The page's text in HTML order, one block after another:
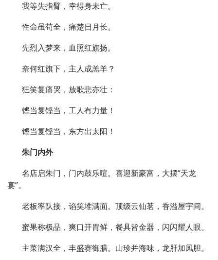
我等失指臂，幸得身未亡。
性命虽苟全，痛楚日月长。
先烈入梦来，血照红旗扬。
奈何红旗下，主人成羔羊？
狂笑复痛哭，放歌悲亦壮：
铿当复铿当，工人有力量！
铿当复铿当，东方出太阳！
朱门内外
名店启朱门，门内鼓乐喧。喜迎新豪富，大摆“天龙
宴”。
老板率队接，谄笑堆满面。顶级云仙茗，香溢屋宇间。
蜜果称极品，爽口开胃鲜，餐具皆金器，闪闪耀人眼。
主菜满汉全，丰盛赛御膳。山珍并海味，龙肝加凤胆。